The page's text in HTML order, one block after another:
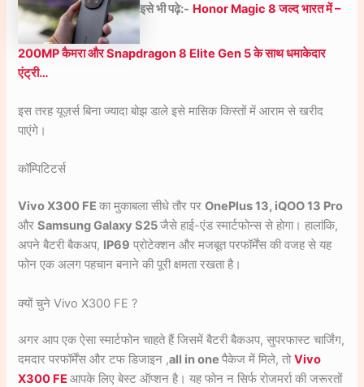
इसे भी पढ़े:- Honor Magic 8 जल्द भारत में –
200MP कैमरा और Snapdragon 8 Elite Gen 5 के साथ धमाकेदार
एंट्री…
इस तरह यूज़र्स बिना ज्यादा बोझ डाले इसे मासिक किस्तों में आराम से खरीद
पाएंगे।
कॉम्पिटिटर्स
Vivo X300 FEका मुकाबला सीधे तौर परOnePlus 13, iQOO 13 Pro
औरSamsung Galaxy S25जैसे हाई-एंड स्मार्टफोन्स से होगा। हालांकि,
अपने बैटरी बैकअप, IP69 प्रोटेक्शन और मजबूत परफॉर्मेंस की वजह से यह
फोन एक अलग पहचान बनाने की पूरी क्षमता रखता है।
क्यों चुने Vivo X300 FE ?
अगर आप एक ऐसा स्मार्टफोन चाहते हैं जिसमें बैटरी बैकअप, सुपरफास्ट चार्जिंग,
दमदार परफॉर्मेंस और टफ डिजाइन ,all in oneपैकेज में मिले, तो Vivo
X300 FE आपके लिए बेस्ट ऑप्शन है। यह फोन न सिर्फ रोजमर्रा की जरूरतों